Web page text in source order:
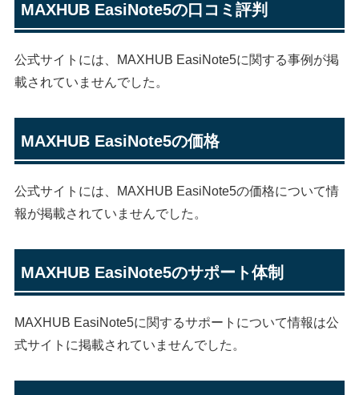
MAXHUB EasiNote5の口コミ評判
公式サイトには、MAXHUB EasiNote5に関する事例が掲
載されていませんでした。
MAXHUB EasiNote5の価格
公式サイトには、MAXHUB EasiNote5の価格について情
報が掲載されていませんでした。
MAXHUB EasiNote5のサポート体制
MAXHUB EasiNote5に関するサポートについて情報は公
式サイトに掲載されていませんでした。